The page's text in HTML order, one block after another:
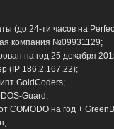
(до 24-ти часов на
компания №09931129;
на год 25 декабря
(IP 186.2.167.22);
GoldCoders;
Guard;
COMODO на год +